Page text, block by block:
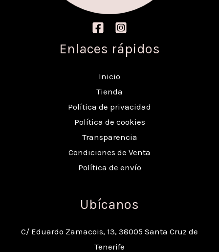
Enlaces rápidos
Inicio
Tienda
Política de privacidad
Política de cookies
Transparencia
Condiciones de Venta
Política de envío
Ubícanos
C/ Eduardo Zamacois, 13, 38005 Santa Cruz de
Tenerife